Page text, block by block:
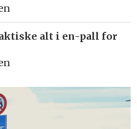
alt i en-pall for